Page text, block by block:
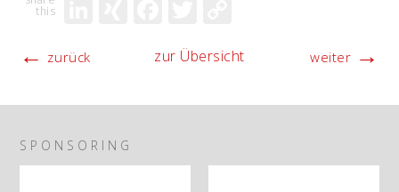
← zurück zur Übersicht weiter →
SPONSORING